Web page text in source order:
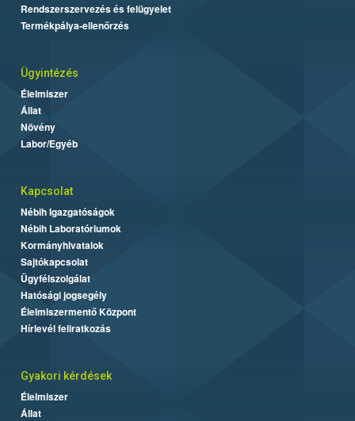
Rendszerszervezés és felügyelet
Termékpálya-ellenőrzés
Ügyintézés
Élelmiszer
Állat
Növény
Labor/Egyéb
Kapcsolat
Nébih Igazgatóságok
Nébih Laboratóriumok
Kormányhivatalok
Sajtókapcsolat
Ügyfélszolgálat
Hatósági jogsegély
Élelmiszermentő Központ
Hírlevél feliratkozás
Gyakori kérdések
Élelmiszer
Állat